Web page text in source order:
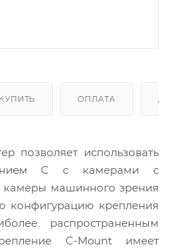
ОПЛАТА
позволяет использовать
C с камерами с
камеры машинного зрения
конфигурацию крепления
распространенным
C-Mount имеет